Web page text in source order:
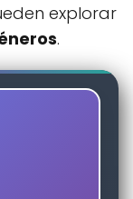
explorar
.